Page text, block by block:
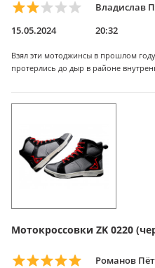
Владислав
15.05.2024
20:32
Взял эти мотоджинсы в прошлом
протерлись до дыр в районе
Мотокроссовки ZK 0220
Романов